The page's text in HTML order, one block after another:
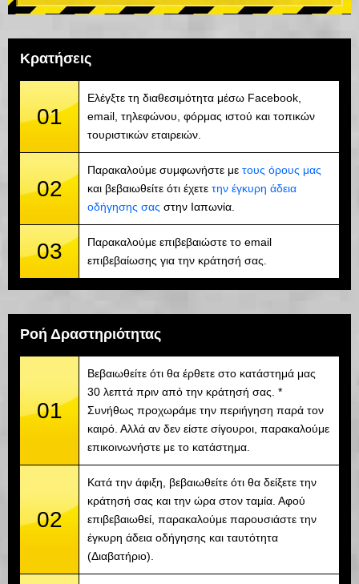
Κρατήσεις
01
Ελέγξτε τη διαθεσιμότητα μέσω Facebook,
email, τηλεφώνου, φόρμας ιστού και τοπικών
τουριστικών εταιρειών.
02
Παρακαλούμε συμφωνήστε με τους όρους μας
και βεβαιωθείτε ότι έχετε την έγκυρη άδεια
οδήγησης σας στην Ιαπωνία.
03
Παρακαλούμε επιβεβαιώστε το email
επιβεβαίωσης για την κράτησή σας.
Ροή Δραστηριότητας
01
Βεβαιωθείτε ότι θα έρθετε στο κατάστημά μας
30 λεπτά πριν από την κράτησή σας. *
Συνήθως προχωράμε την περιήγηση παρά τον
καιρό. Αλλά αν δεν είστε σίγουροι, παρακαλούμε
επικοινωνήστε με το κατάστημα.
02
Κατά την άφιξη, βεβαιωθείτε ότι θα δείξετε την
κράτησή σας και την ώρα στον ταμία. Αφού
επιβεβαιωθεί, παρακαλούμε παρουσιάστε την
έγκυρη άδεια οδήγησης και ταυτότητα
(Διαβατήριο).